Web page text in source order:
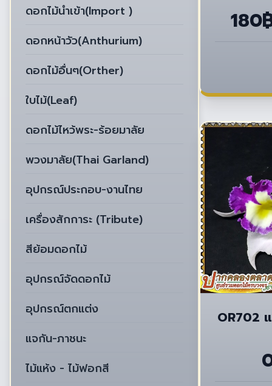
ดอกไม้นำเข้า(Import )
ดอกหน้าวัว(Anthurium)
ดอกไม้อื่นๆ(Orther)
ใบไม้(Leaf)
ดอกไม้ไหว้พระ-ร้อยมาลัย
พวงมาลัย(Thai Garland)
อุปกรณ์ประกอบ-งานไทย
เครื่องสักการะ (Tribute)
สีย้อมดอกไม้
อุปกรณ์จัดดอกไม้
อุปกรณ์ตกแต่ง
แจกัน-ภาชนะ
ไม้แห้ง - ไม้ฟอกสี
180
OR702